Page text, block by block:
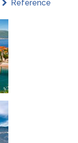
Reference